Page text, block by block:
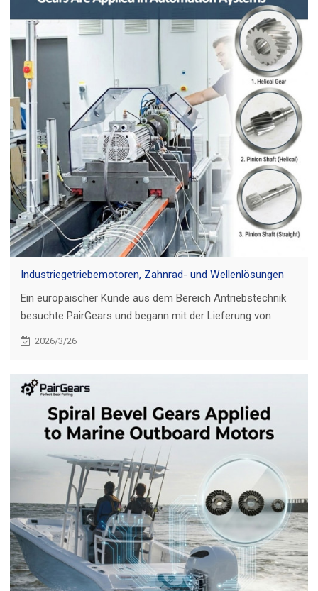
Industriegetriebemotoren, Zahnrad- und Wellenlösungen
Ein europäischer Kunde aus dem Bereich Antriebstechnik
besuchte PairGears und begann mit der Lieferung von
Zahnrädern/Wellen mit mehreren Artikelnummern, inklusive
2026/3/26